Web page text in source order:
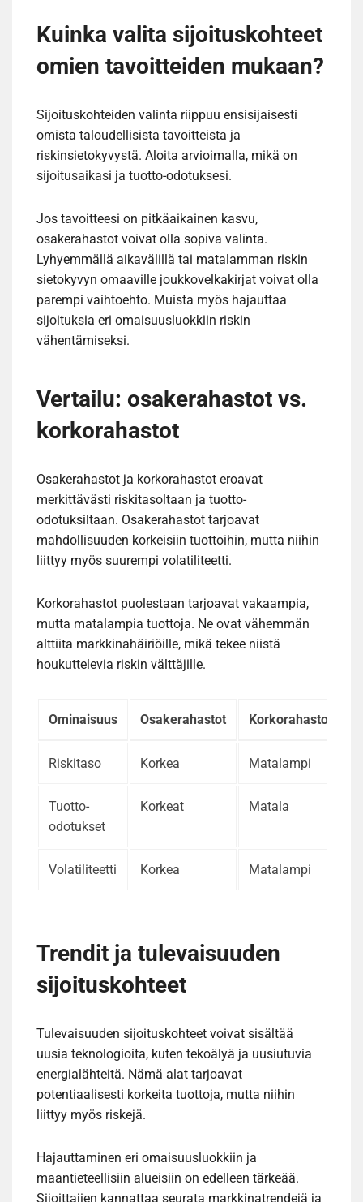
Kuinka valita sijoituskohteet
omien tavoitteiden mukaan?
Sijoituskohteiden valinta riippuu ensisijaisesti
omista taloudellisista tavoitteista ja
riskinsietokyvystä. Aloita arvioimalla, mikä on
sijoitusaikasi ja tuotto-odotuksesi.
Jos tavoitteesi on pitkäaikainen kasvu,
osakerahastot voivat olla sopiva valinta.
Lyhyemmällä aikavälillä tai matalamman riskin
sietokyvyn omaaville joukkovelkakirjat voivat olla
parempi vaihtoehto. Muista myös hajauttaa
sijoituksia eri omaisuusluokkiin riskin
vähentämiseksi.
Vertailu: osakerahastot vs.
korkorahastot
Osakerahastot ja korkorahastot eroavat
merkittävästi riskitasoltaan ja tuotto-
odotuksiltaan. Osakerahastot tarjoavat
mahdollisuuden korkeisiin tuottoihin, mutta niihin
liittyy myös suurempi volatiliteetti.
Korkorahastot puolestaan tarjoavat vakaampia,
mutta matalampia tuottoja. Ne ovat vähemmän
alttiita markkinahäiriöille, mikä tekee niistä
houkuttelevia riskin välttäjille.
Ominaisuus Osakerahastot Korkorahastot
Riskitaso Korkea Matalampi
Tuotto-
odotukset
Korkeat Matala
Volatiliteetti Korkea Matalampi
Trendit ja tulevaisuuden
sijoituskohteet
Tulevaisuuden sijoituskohteet voivat sisältää
uusia teknologioita, kuten tekoälyä ja uusiutuvia
energialähteitä. Nämä alat tarjoavat
potentiaalisesti korkeita tuottoja, mutta niihin
liittyy myös riskejä.
Hajauttaminen eri omaisuusluokkiin ja
maantieteellisiin alueisiin on edelleen tärkeää.
Sijoittajien kannattaa seurata markkinatrendejä ja